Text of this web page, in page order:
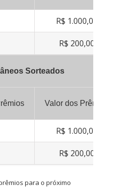
R$ 1.000,00
R$ 200,00
Sorteados
Valor dos Prêmios
R$ 1.000,00
R$ 200,00
para o próximo